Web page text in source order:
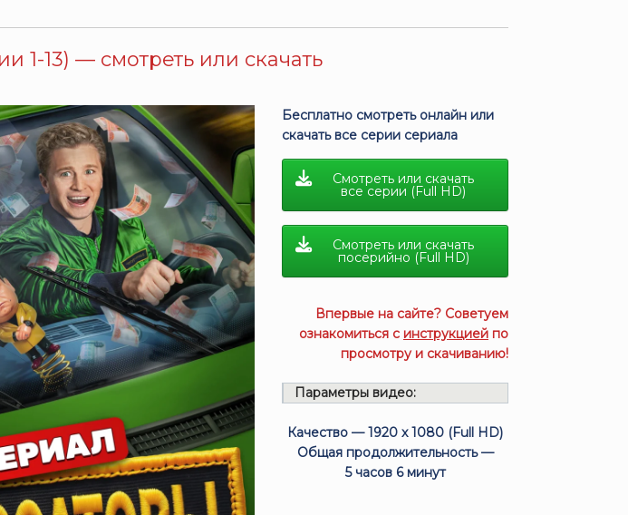
1-13) — смотреть или скачать
Бесплатно смотреть онлайн или
скачать все серии сериала
Смотреть или скачать
все серии (Full HD)
Смотреть или скачать
посерийно (Full HD)
Впервые на сайте? Советуем
ознакомиться с инструкцией по
просмотру и скачиванию!
Параметры видео:
Качество — 1920 x 1080 (Full HD)
Общая продолжительность —
5 часов 6 минут